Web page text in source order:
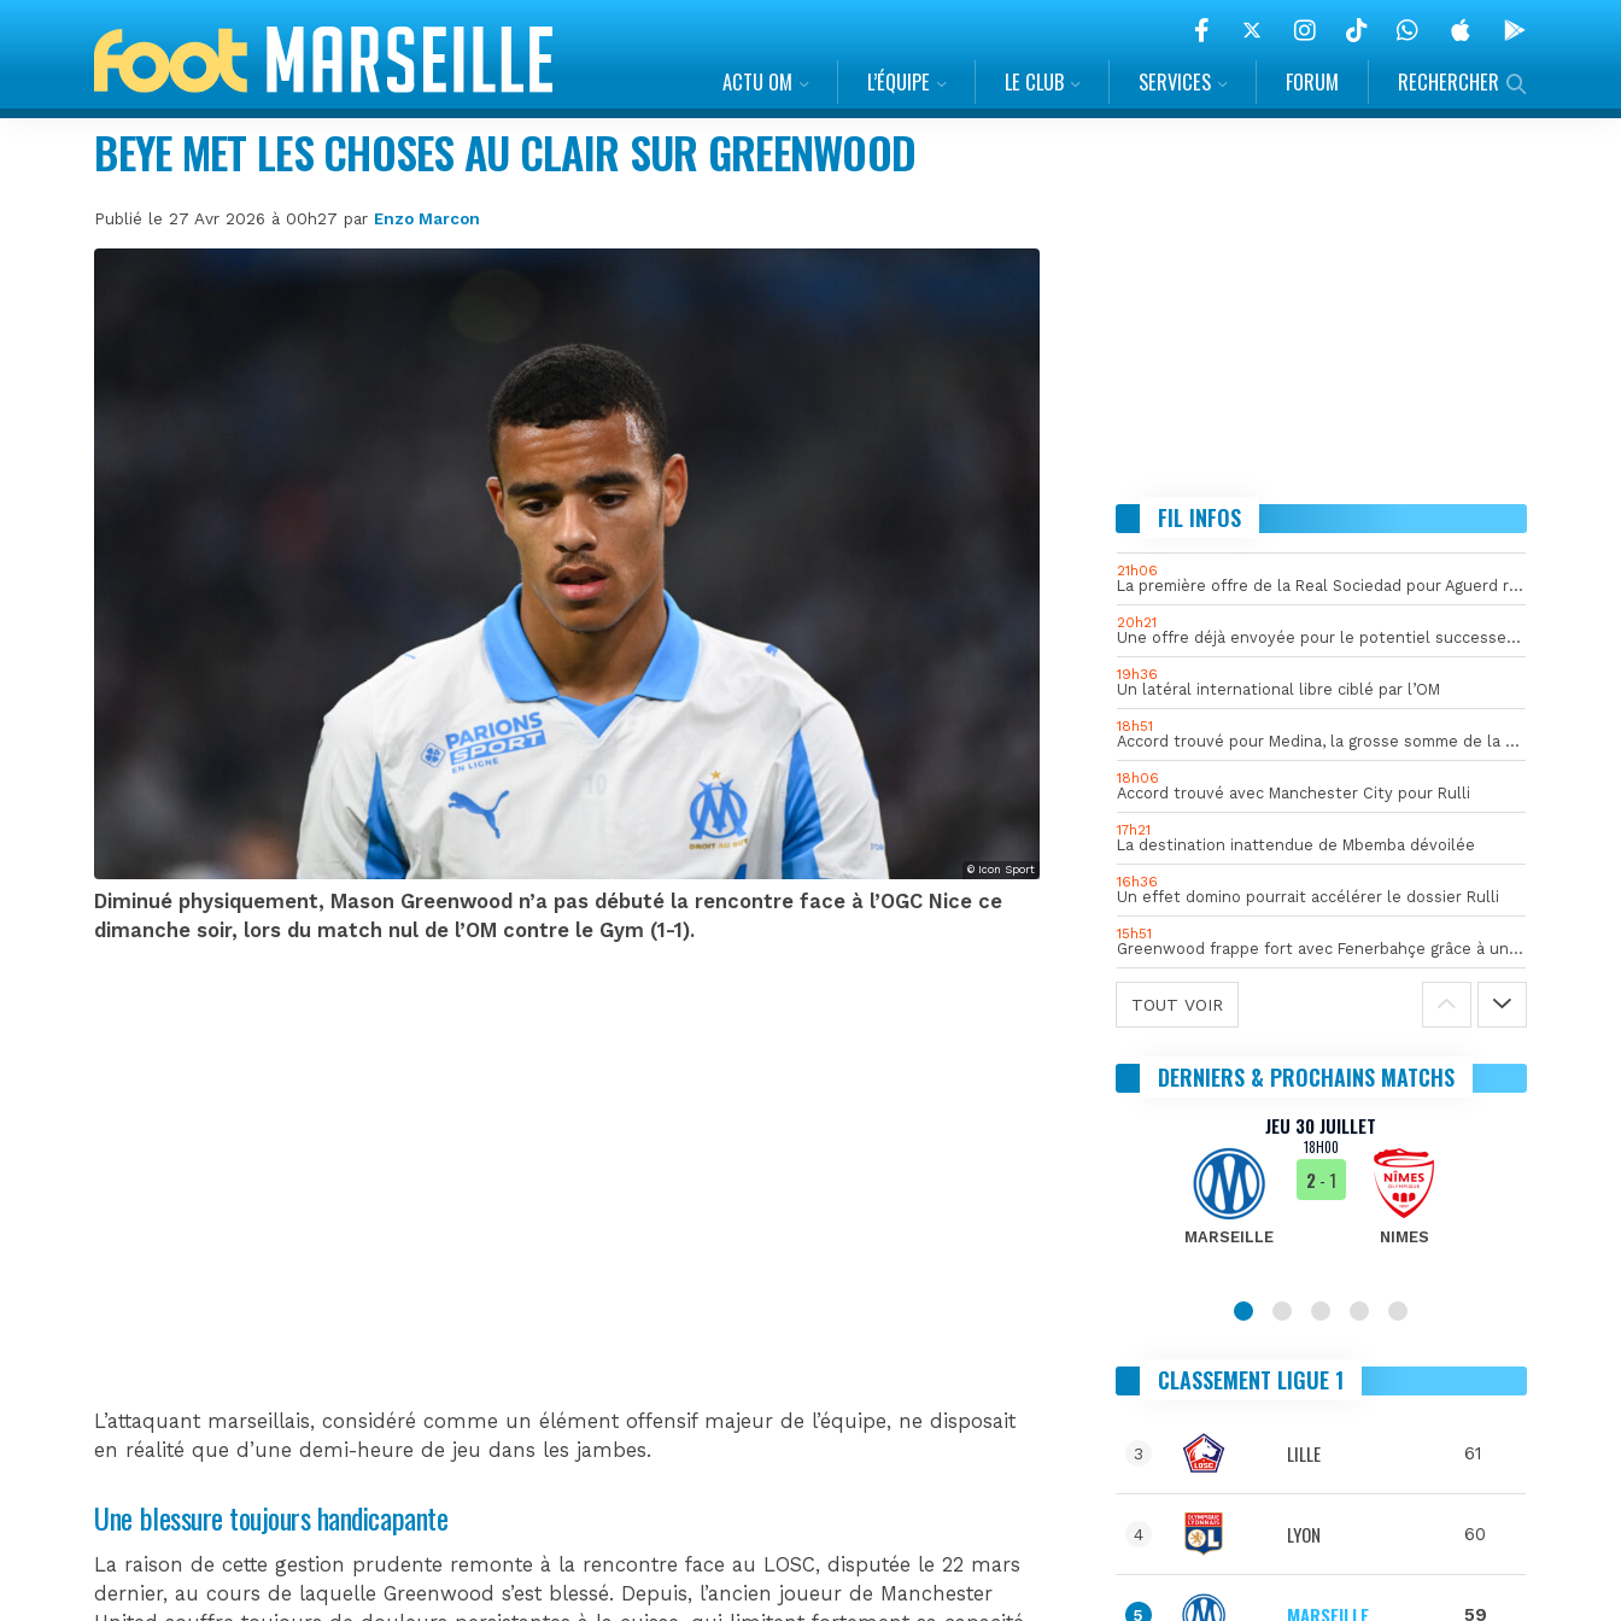
ACTU OM L’ÉQUIPE LE CLUB SERVICES FORUM RECHERCHER
BEYE MET LES CHOSES AU CLAIR SUR GREENWOOD
Publié le 27 Avr 2026 à 00h27 par Enzo Marcon
© Icon Sport
Diminué physiquement, Mason Greenwood n’a pas débuté la rencontre face à l’OGC Nice ce
dimanche soir, lors du match nul de l’OM contre le Gym (1-1).
L’attaquant marseillais, considéré comme un élément offensif majeur de l’équipe, ne disposait
en réalité que d’une demi-heure de jeu dans les jambes.
Une blessure toujours handicapante
La raison de cette gestion prudente remonte à la rencontre face au LOSC, disputée le 22 mars
dernier, au cours de laquelle Greenwood s’est blessé. Depuis, l’ancien joueur de Manchester
FIL INFOS
21h06
La première offre de la Real Sociedad pour Aguerd refusée par l’OM
20h21
Une offre déjà envoyée pour le potentiel successeur de Rulli
19h36
Un latéral international libre ciblé par l’OM
18h51
Accord trouvé pour Medina, la grosse somme de la vente dévoilée
18h06
Accord trouvé avec Manchester City pour Rulli
17h21
La destination inattendue de Mbemba dévoilée
16h36
Un effet domino pourrait accélérer le dossier Rulli
15h51
Greenwood frappe fort avec Fenerbahçe grâce à un but spectaculaire
TOUT VOIR
DERNIERS & PROCHAINS MATCHS
JEU 30 JUILLET
18H00
MARSEILLE
2- 1
NIMES
CLASSEMENT LIGUE 1
3 LILLE 61
4 LYON 60
5 MARSEILLE 59